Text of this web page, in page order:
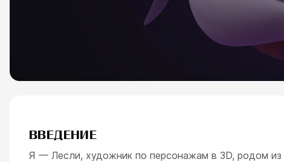
ВВЕДЕНИЕ
Я — Лесли, художник по персонажам в 3D, родом